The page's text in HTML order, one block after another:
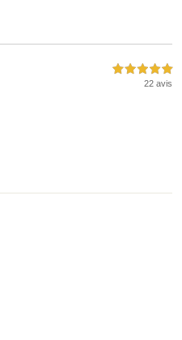
5,0 étoiles sur 5
22 avis